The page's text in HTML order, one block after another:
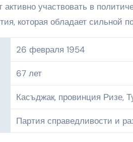
участвовать в
которая обладает сильной
26 февраля 1954
67 лет
Касъджак, провинция Ризе,
Партия справедливости и